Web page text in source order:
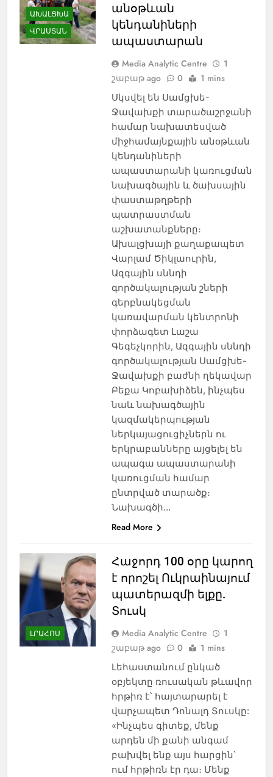
ԱԽԱԼՑԽԱ
ՎՐԱՍՏԱՆ
անօթևան
կենդանիների
ապաստարան
Media Analytic Centre
1
շաբաթ ago
0 1 mins
Սկսվել են Սամցխե-
Ջավախքի տարածաշրջանի
համար նախատեսված
միջհամայնքային անօթևան
կենդանիների
ապաստարանի կառուցման
նախագծային և ծախսային
փաստաթղթերի
պատրաստման
աշխատանքները։
Ախալցխայի քաղաքապետ
Վարլամ Ծիկլաուրին,
Ազգային սննդի
գործակալության շների
գերբնակեցման
կառավարման կենտրոնի
փորձագետ Լաշա
Գեգեչկորին, Ազգային սննդի
գործակալության Սամցխե-
Ջավախքի բաժնի ղեկավար
Բեքա Կոբախիձեն, ինչպես
նաև նախագծային
կազմակերպության
ներկայացուցիչներն ու
երկրաբանները այցելել են
ապագա ապաստարանի
կառուցման համար
ընտրված տարածք։
Նախագծի…
Read More
ԼՐԱՀՈՍ
Հաջորդ 100 օրը կարող
է որոշել Ուկրաինայում
պատերազմի ելքը.
Տուսկ
Media Analytic Centre
1
շաբաթ ago
0 1 mins
Լեհաստանում ընկած
օբյեկտը ռուսական թևավոր
հրթիռ է՝ հայտարարել է
վարչապետ Դոնալդ Տուսկը:
«Ինչպես գիտեք, մենք
արդեն մի քանի անգամ
բախվել ենք այս հարցին՝
ում հրթիռն էր դա։ Մենք